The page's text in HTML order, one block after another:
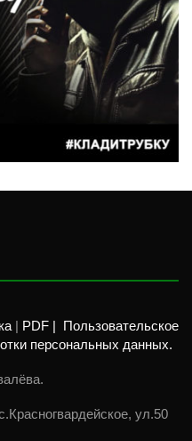
PDF |
Пользовательское
персональных данных.
ул.50